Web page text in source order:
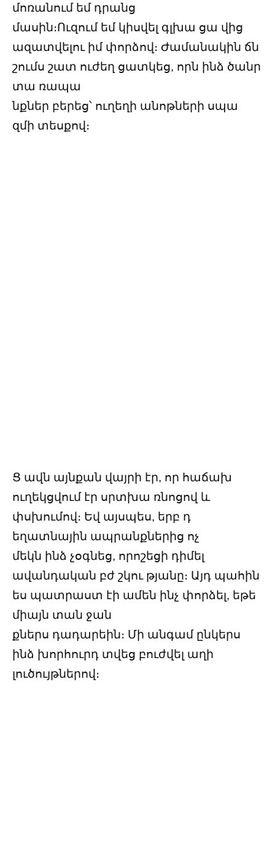
մոռանում եմ դրանց
մասին։Ուզում եմ կիսվել գլխա ցա վից
ազատվելու իմ փորձով։ Ժամանակին ճն
շումս շատ ուժեղ ցատկեց, որն ինձ ծանր
տա ռապա
նքներ բերեց՝ ուղեղի անոթների սպա
զմի տեսքով։
Ց ավն այնքան վայրի էր, որ հաճախ
ուղեկցվում էր սրտխա ռնոցով և
փսխումով։ Եվ այսպես, երբ դ
եղատնային ապրանքներից ոչ
մեկն ինձ չօգնեց, որոշեցի դիմել
ավանդական բժ շկու թյանը։ Այդ պահին
ես պատրաստ էի ամեն ինչ փորձել, եթե
միայն տան ջան
քներս դադարեին։ Մի անգամ ընկերս
ինձ խորհուրդ տվեց բուժվել աղի
լուծույթներով։